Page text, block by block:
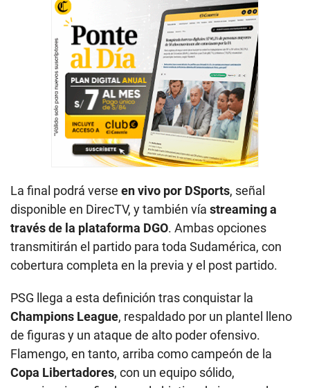
La final podrá verse en vivo por DSports, señal
disponible en DirecTV, y también vía streaming a
través de la plataforma DGO. Ambas opciones
transmitirán el partido para toda Sudamérica, con
cobertura completa en la previa y el post partido.
PSG llega a esta definición tras conquistar la
Champions League, respaldado por un plantel lleno
de figuras y un ataque de alto poder ofensivo.
Flamengo, en tanto, arriba como campeón de la
Copa Libertadores, con un equipo sólido,